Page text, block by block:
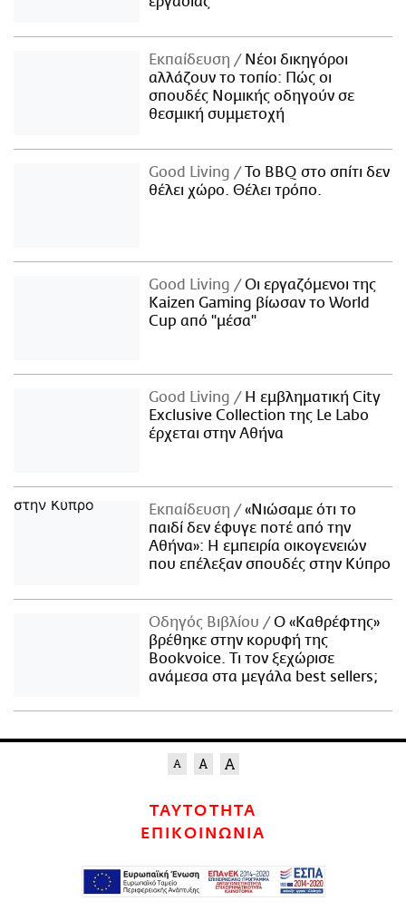
Εκπαίδευση
Νέοι δικηγόροι
αλλάζουν το τοπίο: Πώς οι
σπουδές Νομικής οδηγούν σε
θεσμική συμμετοχή
Good Living
Το BBQ στο σπίτι δεν
θέλει χώρο. Θέλει τρόπο.
Good Living
Οι εργαζόμενοι της
Kaizen Gaming βίωσαν το World
Cup από "μέσα"
Good Living
Η εμβληματική City
Exclusive Collection της Le Labo
έρχεται στην Αθήνα
Εκπαίδευση
«Νιώσαμε ότι το
παιδί δεν έφυγε ποτέ από την
Αθήνα»: Η εμπειρία οικογενειών
που επέλεξαν σπουδές στην Κύπρο
Οδηγός Βιβλίου
Ο «Καθρέφτης»
βρέθηκε στην κορυφή της
Bookvoice. Τι τον ξεχώρισε
ανάμεσα στα μεγάλα best sellers;
ΤΑΥΤΟΤΗΤΑ
ΕΠΙΚΟΙΝΩΝΙΑ